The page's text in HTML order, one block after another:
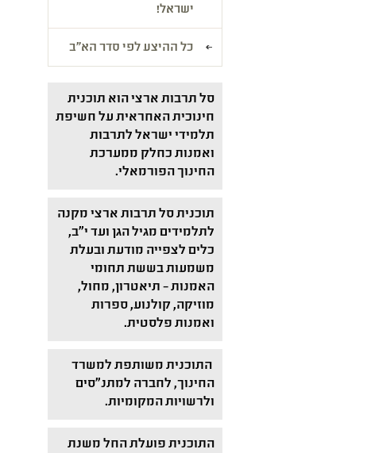
ישראל!
כל ההיצע לפי סדר הא"ב
סל תרבות ארצי הוא תוכנית
חינוכית האחראית על חשיפת
תלמידי ישראל לתרבות
ואמנות כחלק ממערכת
החינוך הפורמאלי.
תוכנית סל תרבות ארצי מקנה
לתלמידים מגיל הגן ועד י"ב,
כלים לצפייה מודעת ובעלת
משמעות בששת תחומי
האמנות – תיאטרון, מחול,
מוזיקה, קולנוע, ספרות
ואמנות פלסטית.
התוכנית משותפת למשרד
החינוך, לחברה למתנ"סים
ולרשויות המקומיות.
התוכנית פועלת החל משנת